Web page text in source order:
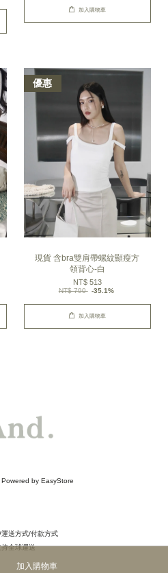
加入購物車
加入購物車
優惠
現貨 含bra雙肩帶螺紋顯瘦方
領背心-白
NT$ 513
NT$ 790 -35.1%
加入購物車
by EasyStore
送方式/付款方式
持全球運送